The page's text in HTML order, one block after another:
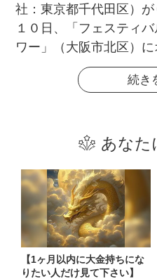
社：東京都千代田区）が
１０日、「フェスティバ
ワー」（大阪市北区）
続き
あなた
【1ヶ月以内に大金持ちにな
りたい人だけ見て下さい】